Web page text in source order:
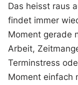
Das heisst raus
findet immer
Moment gerade
Arbeit,
Terminstress
Moment einfach